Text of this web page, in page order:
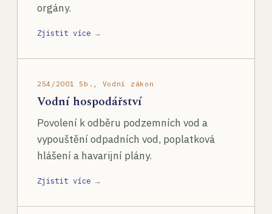
orgány.
Zjistit více →
254/2001 Sb., Vodní zákon
Vodní hospodářství
Povolení k odběru podzemních vod a
vypouštění odpadních vod, poplatková
hlášení a havarijní plány.
Zjistit více →